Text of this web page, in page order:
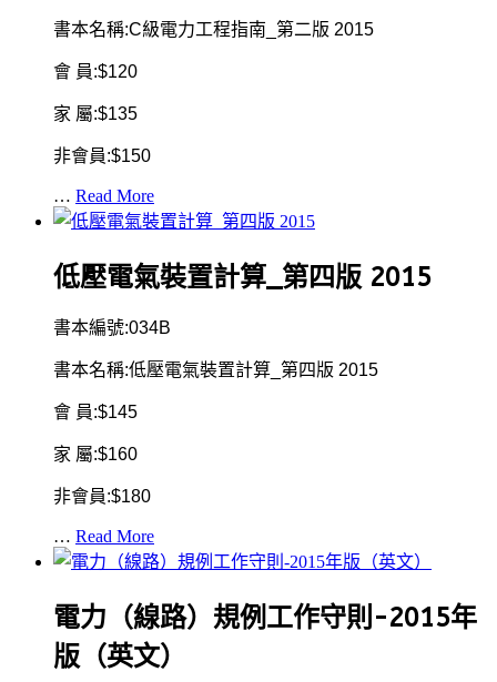
書本名稱:C級電力工程指南_第二版 2015
會 員:$120
家 屬:$135
非會員:$150
… Read More
低壓電氣裝置計算_第四版 2015
書本編號:034B
書本名稱:低壓電氣裝置計算_第四版 2015
會 員:$145
家 屬:$160
非會員:$180
… Read More
電力（線路）規例工作守則-2015年
版（英文）